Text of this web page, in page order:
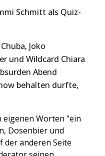
Schmitt als Quiz-
Joko
und Wildcard Chiara
Abend
behalten durfte,
eigenen Worten "ein
Dosenbier und
der anderen Seite